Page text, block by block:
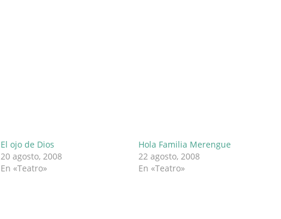
El ojo de Dios
20 agosto, 2008
En «Teatro»
Hola Familia Merengue
22 agosto, 2008
En «Teatro»